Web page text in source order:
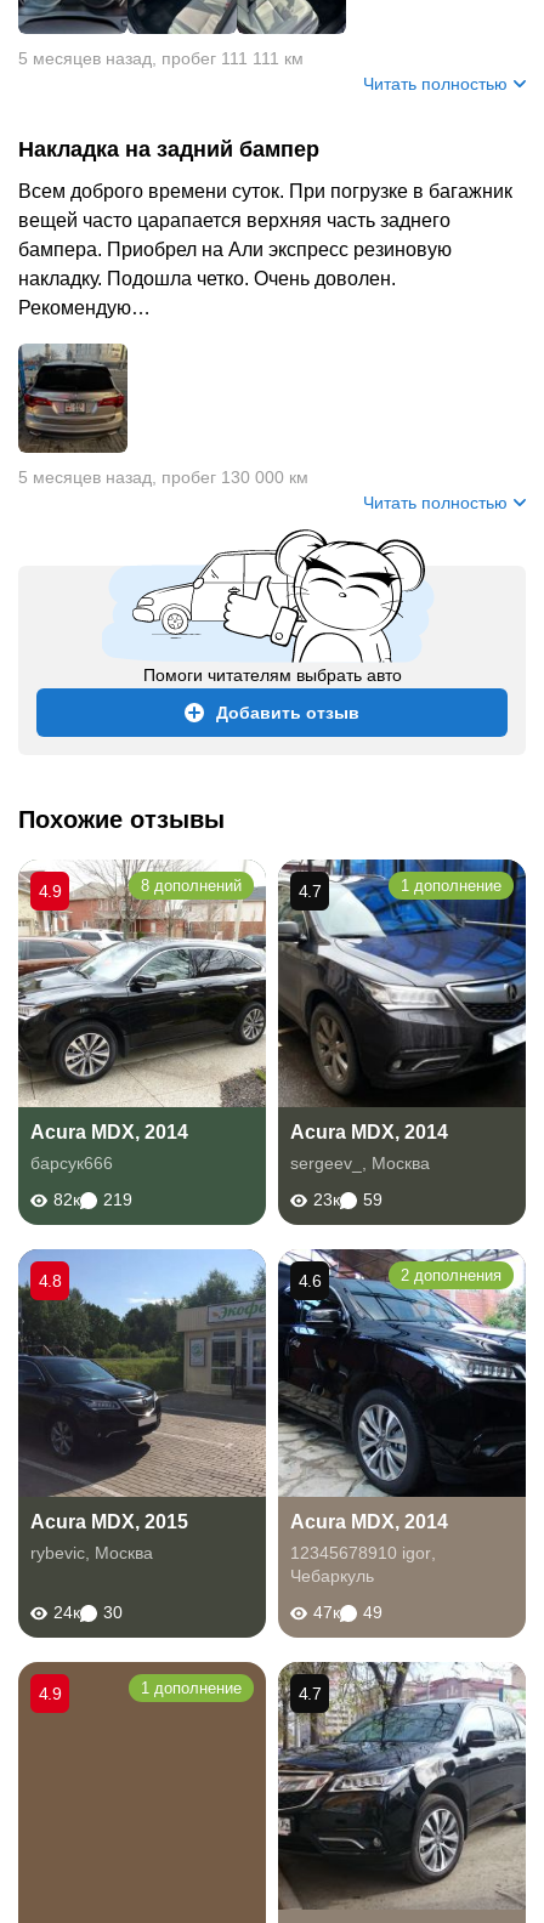
+ 3
5 месяцев назад
пробег 111 111 км
Читать полностью
Накладка на задний бампер
Всем доброго времени суток. При погрузке в багажник
вещей часто царапается верхняя часть заднего
бампера. Приобрел на Али экспресс резиновую
накладку. Подошла четко. Очень доволен.
Рекомендую…
5 месяцев назад
пробег 130 000 км
Читать полностью
Помоги читателям выбрать авто
Добавить отзыв
Похожие отзывы
Acura MDX, 2014
барсук666
82к
219
4.9 8 дополнений
Acura MDX, 2014
sergeev_
Москва
23к
59
4.7 1 дополнение
Acura MDX, 2015
rybevic Москва
24к 30
4.8
Acura MDX, 2014
12345678910 igor
Чебаркуль
47к
49
4.6 2 дополнения
4.9 1 дополнение 4.7